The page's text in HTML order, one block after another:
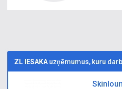
ZL IESAKA uzņēmumus, kuru